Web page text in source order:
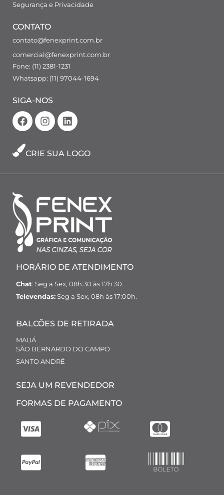
Segurança e Privacidade
CONTATO
contato@fenexprint.com.br
comercial@fenexprint.com.br
Fone: (11) 2381-1231
Whatsapp: (11) 97044-1694
SIGA-NOS
CRIE SUA LOGO
HORÁRIO DE ATENDIMENTO
Chat: Seg a Sex, 08h:30 às 17h:30.
Televendas:Seg a Sex, 08h às 17:00h.
BALCÕES DE RETIRADA
MAUÁ
SÃO BERNARDO DO CAMPO
SANTO ANDRÉ
SEJA UM REVENDEDOR
FORMAS DE PAGAMENTO